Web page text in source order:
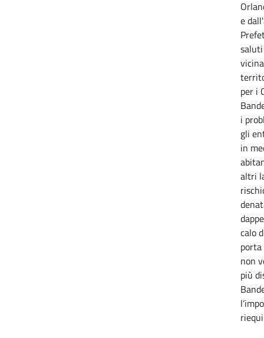
e
per i
i
gli
in
altri
calo
non
più